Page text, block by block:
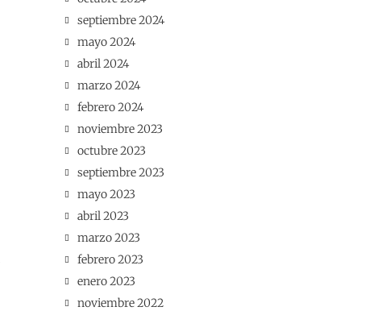
septiembre 2024
mayo 2024
abril 2024
marzo 2024
febrero 2024
noviembre 2023
octubre 2023
septiembre 2023
mayo 2023
abril 2023
marzo 2023
febrero 2023
enero 2023
noviembre 2022